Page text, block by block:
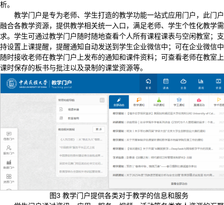
析。
教学门户是专为老师、学生打造的教学功能一站式应用门户，此门户
融合各教学资源，提供教学相关统一入口，满足老师、学生个性化教学需
求。学生可通过教学门户随时随地查看个人所有课程课表与空闲教室；支
持设置上课提醒，提醒通知自动发送到学生企业微信中；可在企业微信中
随时接收老师在教学门户上发布的通知和课件资料；可查看老师在教室上
课时保存的板书与批注以及录制的课堂资源等。
图3 教学门户提供各类对于教学的信息和服务